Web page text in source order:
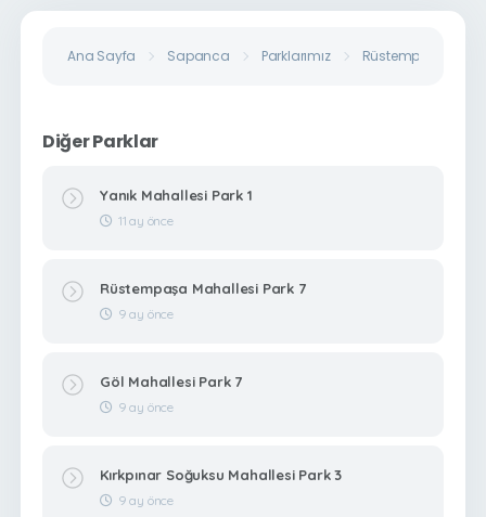
Ana Sayfa Sapanca Parklarımız Rüstempaşa
Diğer Parklar
Yanık Mahallesi Park 1
11 ay önce
Rüstempaşa Mahallesi Park 7
9 ay önce
Göl Mahallesi Park 7
9 ay önce
Kırkpınar Soğuksu Mahallesi Park 3
9 ay önce